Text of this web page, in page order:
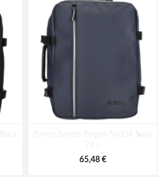
Enrico Benetti Bergen 56004 Navy
24 L
65,48 €